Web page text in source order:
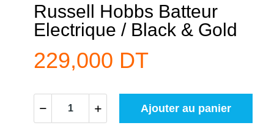
Russell Hobbs Batteur
Electrique / Black & Gold
229,000 DT
Ajouter au panier